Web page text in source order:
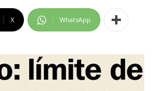
X WhatsApp